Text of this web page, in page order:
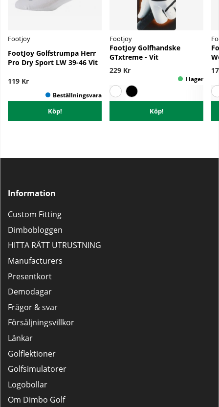
Footjoy
FootJoy Golfstrumpa Herr
Pro Dry Sport LW 39-46 Vit
119 Kr
Köp!
Footjoy
FootJoy Golfhandske
GTxtreme - Vit
229 Kr
Köp!
Information
Custom Fitting
Dimbobloggen
HITTA RÄTT UTRUSTNING
Manufacturers
Presentkort
Demodagar
Frågor & svar
Försäljningsvillkor
Länkar
Golflektioner
Golfsimulatorer
Logobollar
Om Dimbo Golf